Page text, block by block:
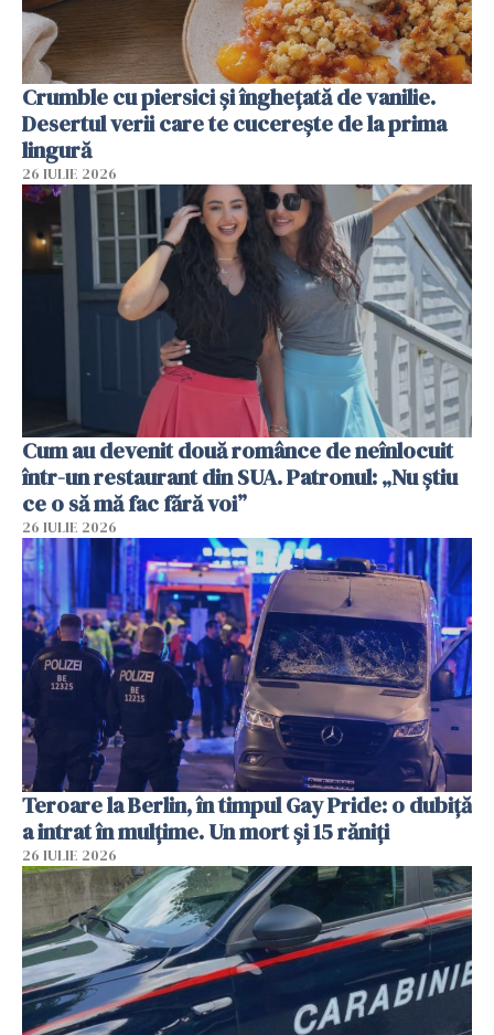
Crumble cu piersici și înghețată de vanilie.
Desertul verii care te cucerește de la prima
lingură
26 IULIE 2026
Cum au devenit două românce de neînlocuit
într-un restaurant din SUA. Patronul: „Nu știu
ce o să mă fac fără voi”
26 IULIE 2026
Teroare la Berlin, în timpul Gay Pride: o dubiță
a intrat în mulțime. Un mort și 15 răniți
26 IULIE 2026